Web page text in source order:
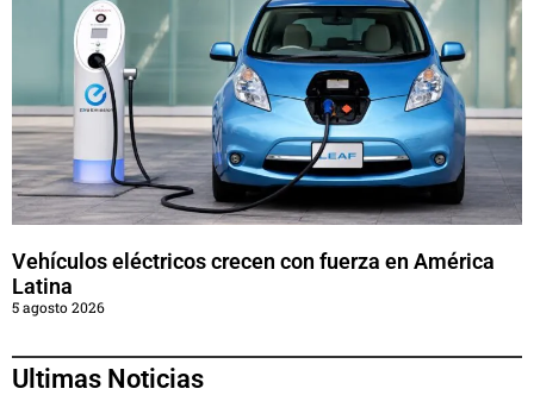
Vehículos eléctricos crecen con fuerza en América
Latina
5 agosto 2026
Ultimas Noticias